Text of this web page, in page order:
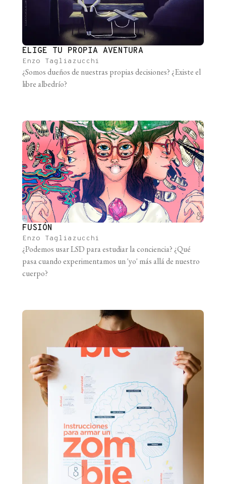
ELIGE TU PROPIA AVENTURA
Enzo Tagliazucchi
¿Somos dueños de nuestras propias decisiones? ¿Existe el
libre albedrío?
FUSIÓN
Enzo Tagliazucchi
¿Podemos usar LSD para estudiar la conciencia? ¿Qué
pasa cuando experimentamos un 'yo' más allá de nuestro
cuerpo?